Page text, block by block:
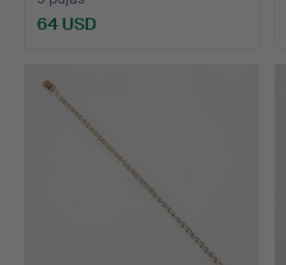
64 USD